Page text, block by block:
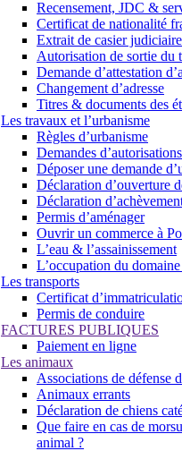
Recensement, JDC &
Certificat de nationalité
Extrait de casier judiciaire
Autorisation de sortie du
Demande d’attestation
Changement d’adresse
Titres & documents des
Les travaux et l’urbanisme
Règles d’urbanisme
Demandes
Déposer une demande
Déclaration d’ouverture
Déclaration
Permis d’aménager
Ouvrir un commerce à
L’eau & l’assainissement
L’occupation du
Les transports
Certificat
Permis de conduire
FACTURES PUBLIQUES
Paiement en ligne
Les animaux
Associations de défense
Animaux errants
Déclaration de chiens
Que faire en cas de
animal ?